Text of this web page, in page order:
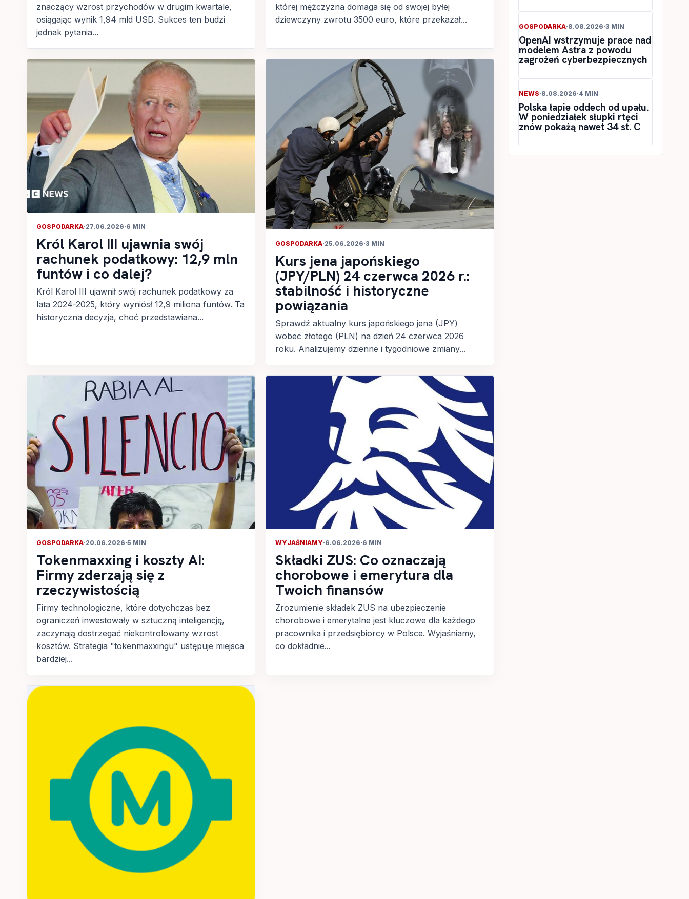
znaczący wzrost przychodów w drugim kwartale,
osiągając wynik 1,94 mld USD. Sukces ten budzi
jednak pytania...
której mężczyzna domaga się od swojej byłej
dziewczyny zwrotu 3500 euro, które przekazał...
GOSPODARKA·27.06.2026·6 MIN
Król Karol III ujawnia swój
rachunek podatkowy: 12,9 mln
funtów i co dalej?
Król Karol III ujawnił swój rachunek podatkowy za
lata 2024-2025, który wyniósł 12,9 miliona funtów. Ta
historyczna decyzja, choć przedstawiana...
GOSPODARKA·25.06.2026·3 MIN
Kurs jena japońskiego
(JPY/PLN) 24 czerwca 2026 r.:
stabilność i historyczne
powiązania
Sprawdź aktualny kurs japońskiego jena (JPY)
wobec złotego (PLN) na dzień 24 czerwca 2026
roku. Analizujemy dzienne i tygodniowe zmiany...
GOSPODARKA·20.06.2026·5 MIN
Tokenmaxxing i koszty AI:
Firmy zderzają się z
rzeczywistością
Firmy technologiczne, które dotychczas bez
ograniczeń inwestowały w sztuczną inteligencję,
zaczynają dostrzegać niekontrolowany wzrost
kosztów. Strategia "tokenmaxxingu" ustępuje miejsca
bardziej...
WYJAŚNIAMY·6.06.2026·6 MIN
Składki ZUS: Co oznaczają
chorobowe i emerytura dla
Twoich finansów
Zrozumienie składek ZUS na ubezpieczenie
chorobowe i emerytalne jest kluczowe dla każdego
pracownika i przedsiębiorcy w Polsce. Wyjaśniamy,
co dokładnie...
GOSPODARKA·8.08.2026·3 MIN
OpenAI wstrzymuje prace nad
modelem Astra z powodu
zagrożeń cyberbezpiecznych
NEWS·8.08.2026·4 MIN
Polska łapie oddech od upału.
W poniedziałek słupki rtęci
znów pokażą nawet 34 st. C